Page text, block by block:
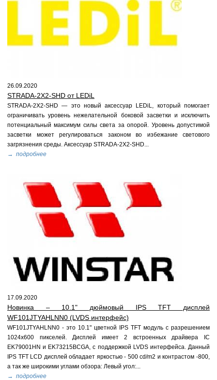
26.09.2020
STRADA-2X2-SHD от LEDiL
STRADA-2X2-SHD — это новый аксессуар LEDiL, который помогает
ограничивать уровень нежелательной боковой засветки и исключить
потенциальный максимум силы света за опорой. Уровень допустимой
засветки может регулироваться законом во избежание светового
загрязнения среды. Аксессуар STRADA-2X2-SHD...
→ подробнее
17.09.2020
Новинка – 10.1" дюймовый IPS TFT дисплей
WF101JTYAHLNN0 (LVDS интерфейс)
WF101JTYAHLNN0 - это 10.1" цветной IPS TFT модуль с разрешением
1024x600 пикселей. Дисплей имеет 2 встроенных драйвера IC
EK79001HN и EK73215BCGA, с поддержкой LVDS интерфейса. Данный
IPS TFT LCD дисплей обладает яркостью - 500 cd/m2 и контрастом -800,
а так же широкими углами обзора: Левый угол:...
→ подробнее